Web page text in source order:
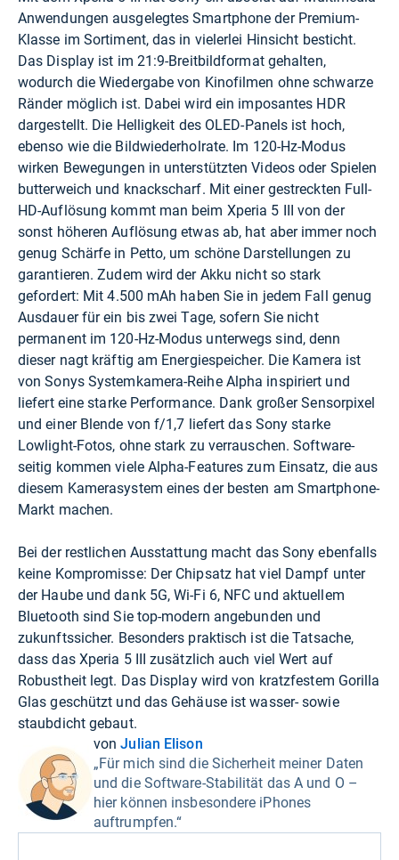
Anwendungen ausgelegtes Smartphone der Premium-
Klasse im Sortiment, das in vielerlei Hinsicht besticht.
Das Display ist im 21:9-Breitbildformat gehalten,
wodurch die Wiedergabe von Kinofilmen ohne schwarze
Ränder möglich ist. Dabei wird ein imposantes HDR
dargestellt. Die Helligkeit des OLED-Panels ist hoch,
ebenso wie die Bildwiederholrate. Im 120-Hz-Modus
wirken Bewegungen in unterstützten Videos oder Spielen
butterweich und knackscharf. Mit einer gestreckten Full-
HD-Auflösung kommt man beim Xperia 5 III von der
sonst höheren Auflösung etwas ab, hat aber immer noch
genug Schärfe in Petto, um schöne Darstellungen zu
garantieren. Zudem wird der Akku nicht so stark
gefordert: Mit 4.500 mAh haben Sie in jedem Fall genug
Ausdauer für ein bis zwei Tage, sofern Sie nicht
permanent im 120-Hz-Modus unterwegs sind, denn
dieser nagt kräftig am Energiespeicher. Die Kamera ist
von Sonys Systemkamera-Reihe Alpha inspiriert und
liefert eine starke Performance. Dank großer Sensorpixel
und einer Blende von f/1,7 liefert das Sony starke
Lowlight-Fotos, ohne stark zu verrauschen. Software-
seitig kommen viele Alpha-Features zum Einsatz, die aus
diesem Kamerasystem eines der besten am Smartphone-
Markt machen.
Bei der restlichen Ausstattung macht das Sony ebenfalls
keine Kompromisse: Der Chipsatz hat viel Dampf unter
der Haube und dank 5G, Wi-Fi 6, NFC und aktuellem
Bluetooth sind Sie top-modern angebunden und
zukunftssicher. Besonders praktisch ist die Tatsache,
dass das Xperia 5 III zusätzlich auch viel Wert auf
Robustheit legt. Das Display wird von kratzfestem Gorilla
Glas geschützt und das Gehäuse ist wasser- sowie
staubdicht gebaut.
vonJulian Elison
„Für mich sind die Sicherheit meiner Daten
und die Software-Stabilität das A und O –
hier können insbesondere iPhones
auftrumpfen.“